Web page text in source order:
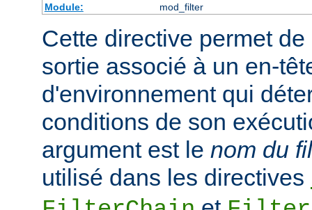
Module:
mod_filter
Cette directive permet
sortie associé à un en-
d'environnement qui
conditions de son
argument est le nom du
utilisé dans les directives